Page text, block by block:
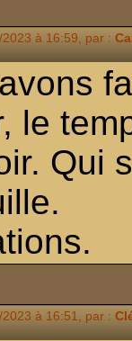
à 16:59, par :
le
Qui
à 16:51, par :